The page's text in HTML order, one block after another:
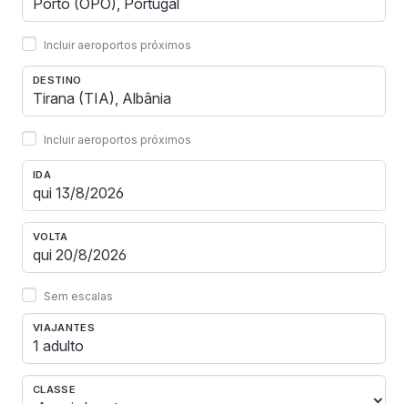
Incluir aeroportos próximos
DESTINO
Incluir aeroportos próximos
IDA
VOLTA
Sem escalas
VIAJANTES
1 adulto
CLASSE